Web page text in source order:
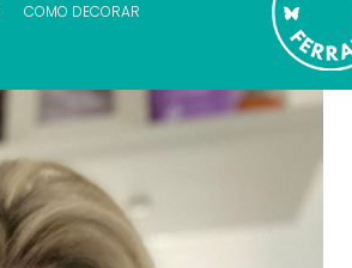
COMO DECORAR